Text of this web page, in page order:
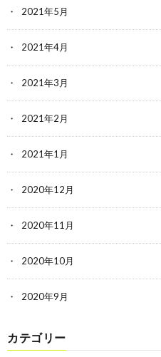
2021年5月
2021年4月
2021年3月
2021年2月
2021年1月
2020年12月
2020年11月
2020年10月
2020年9月
カテゴリー